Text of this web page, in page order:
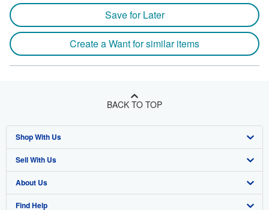
Save for Later
Create a Want for similar items
BACK TO TOP
Shop With Us
Advanced Search
Browse Collections
My Account
Sell With Us
Start Selling
Join Our Affiliate Program
About Us
About AbeBooks
Find Help